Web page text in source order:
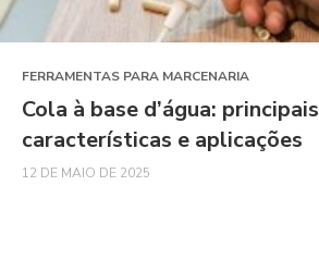
FERRAMENTAS PARA MARCENARIA
Cola à base d’água: principais
características e aplicações
12 DE MAIO DE 2025